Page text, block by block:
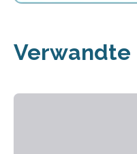
Verwandte